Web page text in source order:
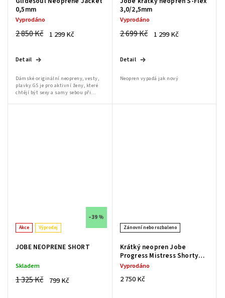
0,5mm
Vyprodáno
2 850 Kč 1 299 Kč
Detail
Dámské originální neopreny, vesty,
plavky.GS je pro aktivní ženy, které
chtějí být sexy a samy sebou při
3,0/2,5mm
Vyprodáno
2 699 Kč 1 299 Kč
Detail
Neopren vypadá jak nový
Akce Výprodej
–39 %
JOBE NEOPRENE SHORT
Skladem
1 325 Kč 799 Kč
Zánovní nebo rozbaleno
Krátký neopren Jobe
Progress Mistress Shorty
3/2
Vyprodáno
2 750 Kč